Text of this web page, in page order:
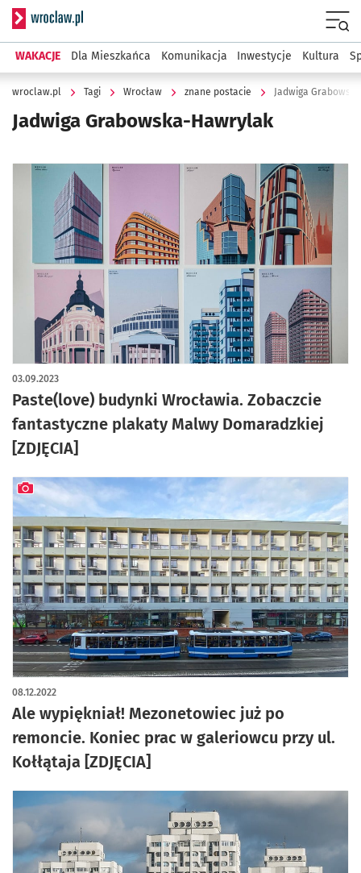
Serwis informacyjny wroclaw.pl
WAKACJE Dla Mieszkańca Komunikacja Inwestycje Kultura
wroclaw.pl Tagi Wrocław znane postacie Jadwiga
Jadwiga Grabowska-Hawrylak
Paste(love) budynki Wrocławia. Zobaczcie
fantastyczne plakaty Malwy Domaradzkiej
[ZDJĘCIA]
03.09.2023
Ale wypiękniał! Mezonetowiec już po
remoncie. Koniec prac w galeriowcu przy ul.
Kołłątaja [ZDJĘCIA]
08.12.2022
artykuł z galerią zdjęć